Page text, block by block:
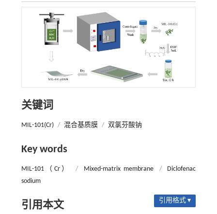
关键词
MIL-101(Cr) / 混合基质膜 / 双氯芬酸钠
Key words
MIL-101（Cr） / Mixed-matrix membrane /
Diclofenac
sodium
引用本文 引用格式 ▾